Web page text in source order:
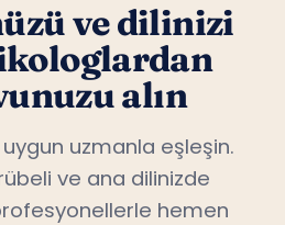
ve dilinizi
alın
uzmanla eşleşin.
ve ana dilinizde
hemen